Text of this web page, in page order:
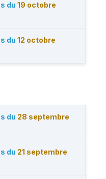
du 19 octobre
du 12 octobre
du 28 septembre
du 21 septembre